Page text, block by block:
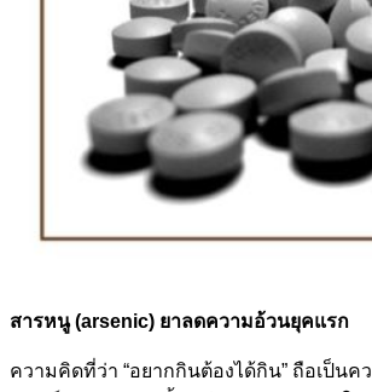
สารหนู (arsenic) ยาลดความอ้วนยุคแรก
ความคิดที่ว่า “อยากกินต้องได้กิน” ถือเป็น